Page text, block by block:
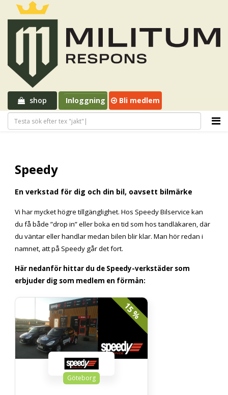
shop Inloggning Bli medlem
Speedy
En verkstad för dig och din bil, oavsett bilmärke
Vi har mycket högre tillgänglighet. Hos Speedy Bilservice kan
du få både ”drop in” eller boka en tid som hos tandläkaren, där
du väntar eller handlar medan bilen blir klar. Man hör redan i
namnet, att på Speedy går det fort.
Här nedanför hittar du de Speedy-verkstäder som
erbjuder dig som medlem en förmån:
15 %
Göteborg